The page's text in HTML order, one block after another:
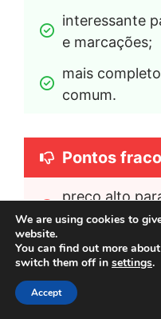
interessante
e marcações;
mais
comum.
Pontos
preço alto
simples;
não é o
não substitui
ou navegação;
We are using cookies to
website.
You can find out more
switch them off in settings.
Accept